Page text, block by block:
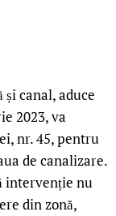
canal, aduce
2023, va
nr. 45, pentru
de canalizare.
intervenție nu
din zonă,